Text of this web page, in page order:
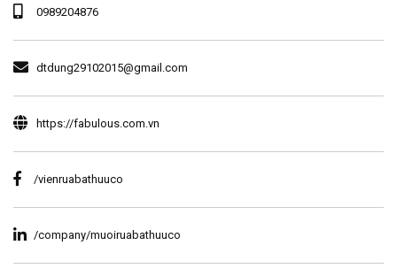
0989204876
dtdung29102015@gmail.com
https://fabulous.com.vn
/vienruabathuuco
/company/muoiruabathuuco